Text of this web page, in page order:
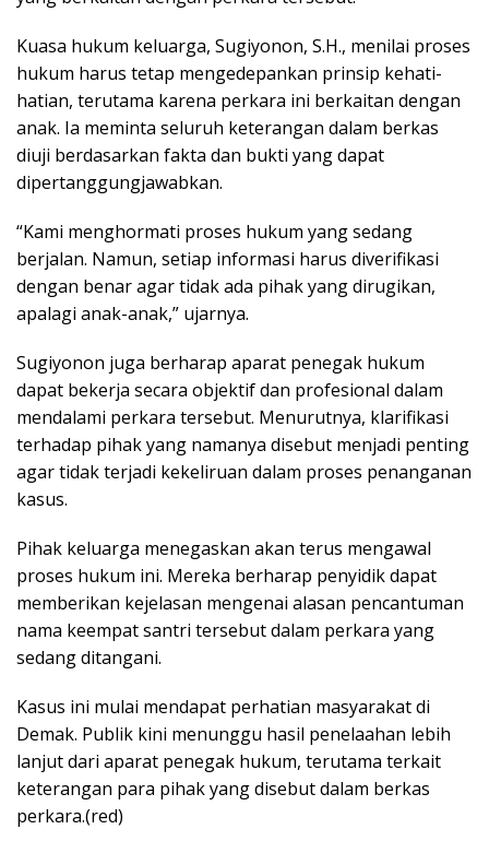
Kuasa hukum keluarga, Sugiyonon, S.H., menilai proses
hukum harus tetap mengedepankan prinsip kehati-
hatian, terutama karena perkara ini berkaitan dengan
anak. Ia meminta seluruh keterangan dalam berkas
diuji berdasarkan fakta dan bukti yang dapat
dipertanggungjawabkan.
“Kami menghormati proses hukum yang sedang
berjalan. Namun, setiap informasi harus diverifikasi
dengan benar agar tidak ada pihak yang dirugikan,
apalagi anak-anak,” ujarnya.
Sugiyonon juga berharap aparat penegak hukum
dapat bekerja secara objektif dan profesional dalam
mendalami perkara tersebut. Menurutnya, klarifikasi
terhadap pihak yang namanya disebut menjadi penting
agar tidak terjadi kekeliruan dalam proses penanganan
kasus.
Pihak keluarga menegaskan akan terus mengawal
proses hukum ini. Mereka berharap penyidik dapat
memberikan kejelasan mengenai alasan pencantuman
nama keempat santri tersebut dalam perkara yang
sedang ditangani.
Kasus ini mulai mendapat perhatian masyarakat di
Demak. Publik kini menunggu hasil penelaahan lebih
lanjut dari aparat penegak hukum, terutama terkait
keterangan para pihak yang disebut dalam berkas
perkara.(red)